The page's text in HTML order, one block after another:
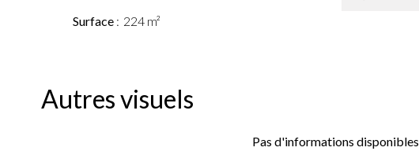
Surface 224 m²
Autres visuels
Pas d'informations disponibles